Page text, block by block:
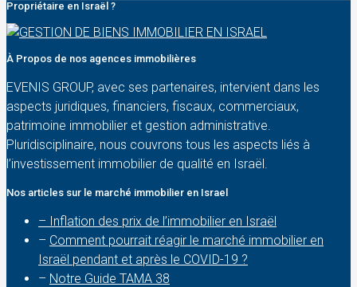
Propriétaire en Israël ?
À Propos de nos agences immobilières
EVENIS GROUP, avec ses partenaires, intervient dans les
aspects juridiques, financiers, fiscaux, commerciaux,
patrimoine immobilier et gestion administrative.
Pluridisciplinaire, nous couvrons tous les aspects liés à
l’investissement immobilier de qualité en Israël.
Nos articles sur le marché immobilier en Israel
– Inflation des prix de l’immobilier en Israël
– Comment pourrait réagir le marché immobilier en
Israël pendant et après le COVID-19 ?
– Notre Guide TAMA 38